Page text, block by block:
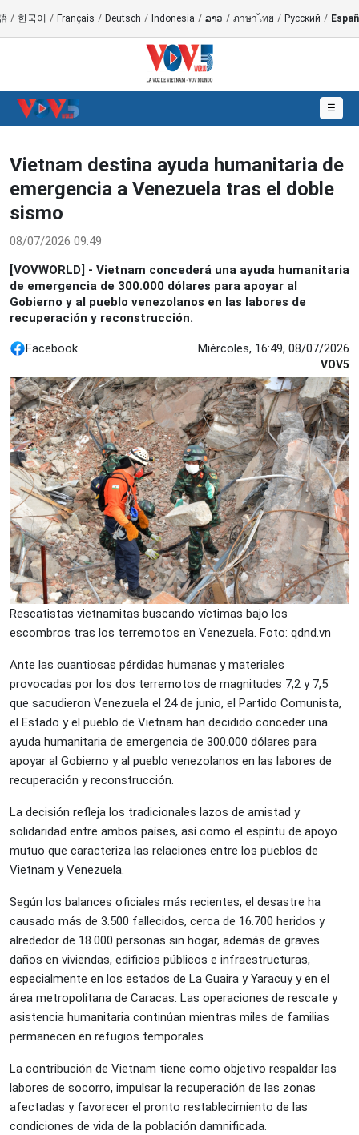
/ 한국어 / Français / Deutsch / Indonesia / ລາວ / ภาษาไทย / Русский /
☰
Vietnam destina ayuda humanitaria de
emergencia a Venezuela tras el doble
sismo
08/07/2026 09:49
[VOVWORLD] - Vietnam concederá una ayuda humanitaria
de emergencia de 300.000 dólares para apoyar al
Gobierno y al pueblo venezolanos en las labores de
recuperación y reconstrucción.
Facebook Miércoles, 16:49, 08/07/2026
VOV5
Rescatistas vietnamitas buscando víctimas bajo los
escombros tras los terremotos en Venezuela. Foto: qdnd.vn
Ante las cuantiosas pérdidas humanas y materiales
provocadas por los dos terremotos de magnitudes 7,2 y 7,5
que sacudieron Venezuela el 24 de junio, el Partido Comunista,
el Estado y el pueblo de Vietnam han decidido conceder una
ayuda humanitaria de emergencia de 300.000 dólares para
apoyar al Gobierno y al pueblo venezolanos en las labores de
recuperación y reconstrucción.
La decisión refleja los tradicionales lazos de amistad y
solidaridad entre ambos países, así como el espíritu de apoyo
mutuo que caracteriza las relaciones entre los pueblos de
Vietnam y Venezuela.
Según los balances oficiales más recientes, el desastre ha
causado más de 3.500 fallecidos, cerca de 16.700 heridos y
alrededor de 18.000 personas sin hogar, además de graves
daños en viviendas, edificios públicos e infraestructuras,
especialmente en los estados de La Guaira y Yaracuy y en el
área metropolitana de Caracas. Las operaciones de rescate y
asistencia humanitaria continúan mientras miles de familias
permanecen en refugios temporales.
La contribución de Vietnam tiene como objetivo respaldar las
labores de socorro, impulsar la recuperación de las zonas
afectadas y favorecer el pronto restablecimiento de las
condiciones de vida de la población damnificada.